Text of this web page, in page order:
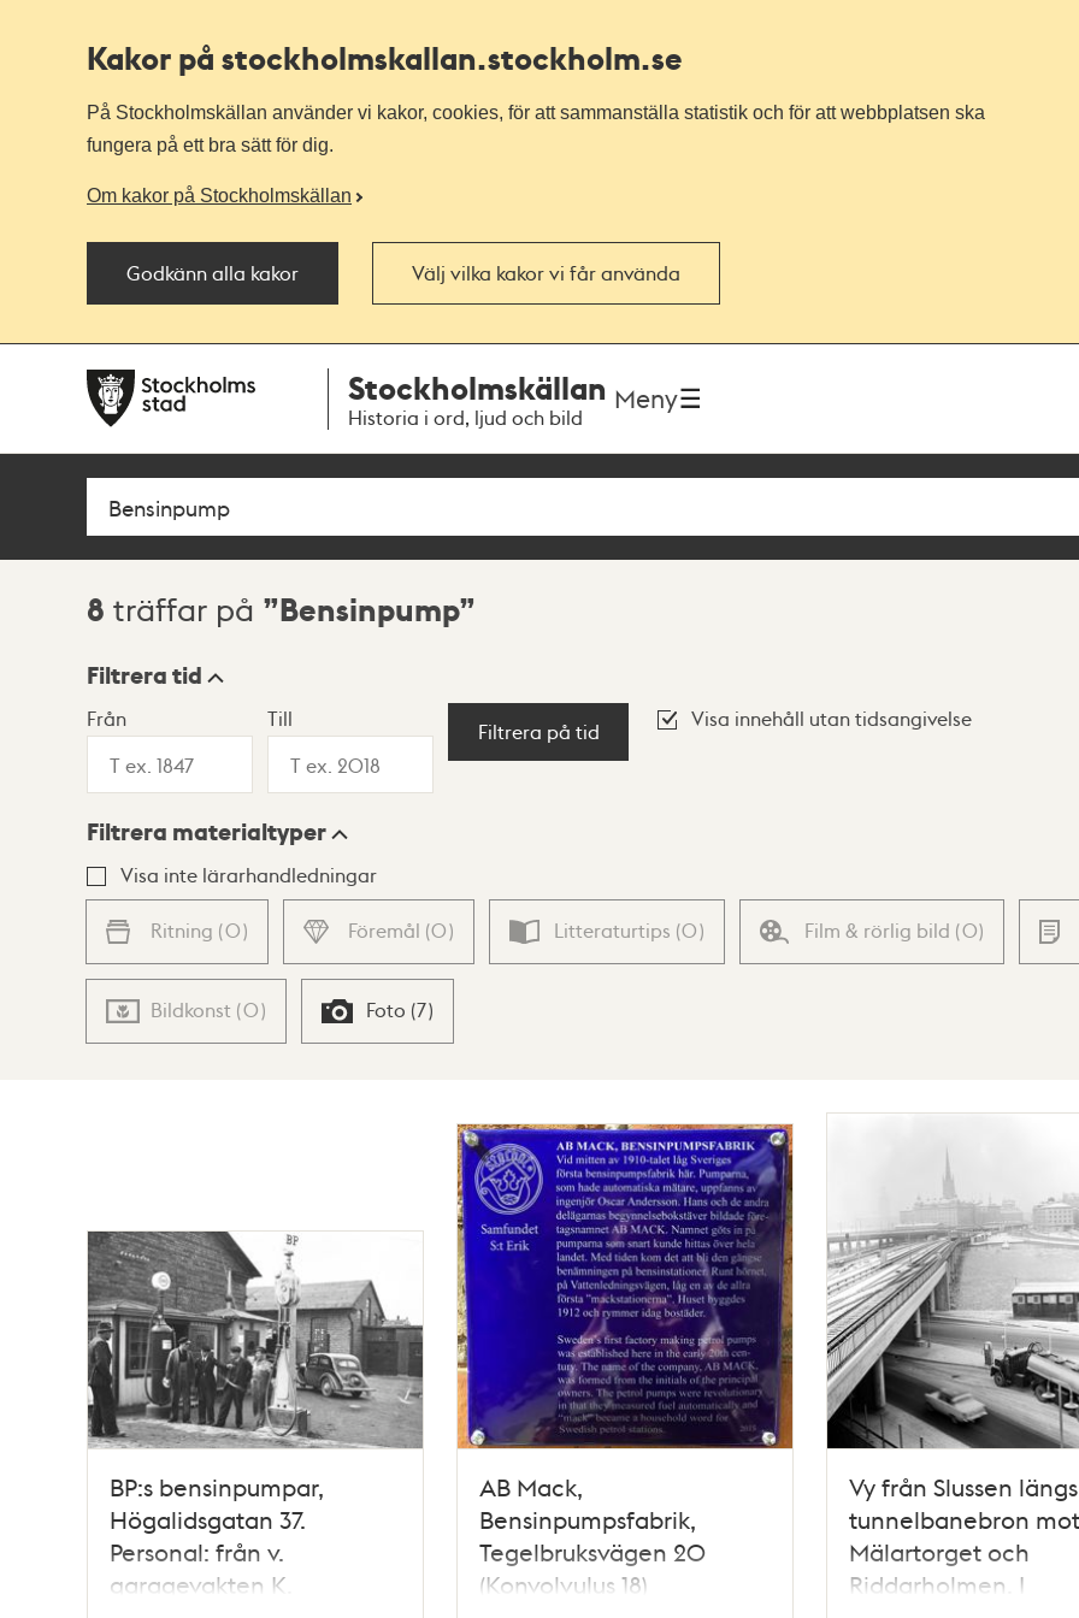
Kakor på stockholmskallan.stockholm.se
På Stockholmskällan använder vi kakor, cookies, för att sammanställa statistik och för att webbplatsen ska
fungera på ett bra sätt för dig.
Om kakor på Stockholmskällan
Godkänn alla kakor Välj vilka kakor vi får använda
navigationen
huvudinnehållet
Stockholmskällan
Historia i ord, ljud och bild
Meny
Sök
Sökresultat
8 träffar på Bensinpump
Visningsläge
Lista Karta
Filtrera tid
Från Till
Filtrera på tid
Visa innehåll utan tidsangivelse
Filtrera materialtyper
Visa inte lärarhandledningar
Ritning (0) Föremål (0) Litteraturtips (0) Film & rörlig bild (0)
Bildkonst (0) Foto (7)
BP:s bensinpumpar,
Högalidsgatan 37.
Personal: från v.
garagevakten K.
AB Mack,
Bensinpumpsfabrik,
Tegelbruksvägen 20
(Konvolvulus 18)
Vy från Slussen längs
tunnelbanebron mot
Mälartorget och
Riddarholmen. I